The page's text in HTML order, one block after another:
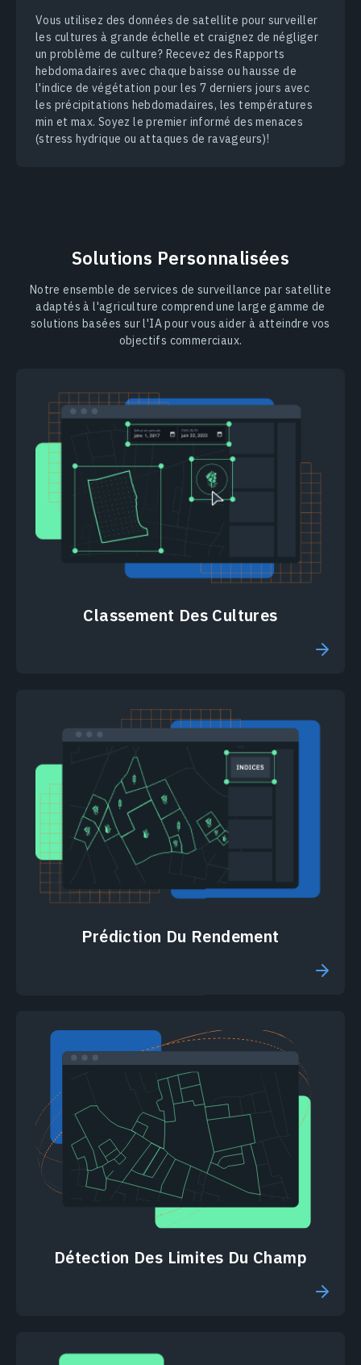
Vous utilisez des données de satellite pour surveiller
les cultures à grande échelle et craignez de négliger
un problème de culture? Recevez des Rapports
hebdomadaires avec chaque baisse ou hausse de
l'indice de végétation pour les 7 derniers jours avec
les précipitations hebdomadaires, les températures
min et max. Soyez le premier informé des menaces
(stress hydrique ou attaques de ravageurs)!
Solutions Personnalisées
Notre ensemble de services de surveillance par satellite
adaptés à l'agriculture comprend une large gamme de
solutions basées sur l'IA pour vous aider à atteindre vos
objectifs commerciaux.
Classement Des Cultures
Prédiction Du Rendement
Détection Des Limites Du Champ